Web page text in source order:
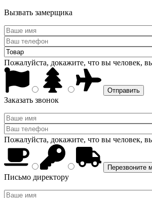
Вызвать замерщика
Пожалуйста, докажите, что вы человек,
Заказать звонок
Пожалуйста, докажите, что вы человек,
Письмо директору